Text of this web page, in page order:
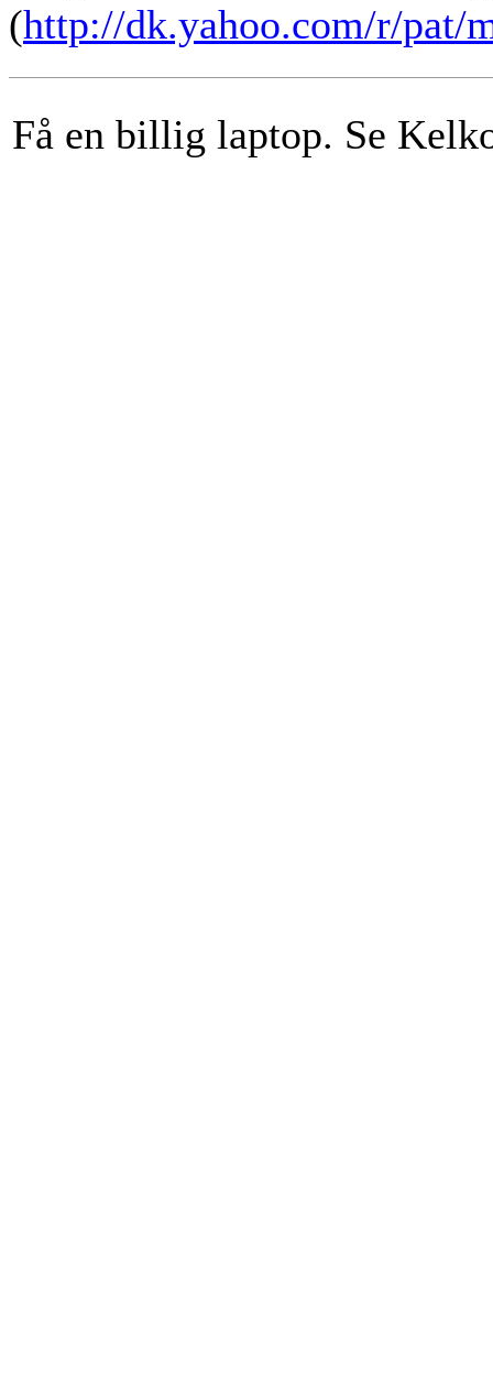
(http://dk.yahoo.com/r/pat/
Få en billig laptop. Se